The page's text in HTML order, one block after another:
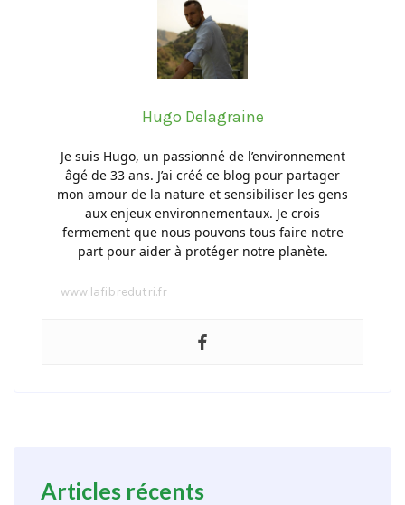
Hugo Delagraine
Je suis Hugo, un passionné de l’environnement
âgé de 33 ans. J’ai créé ce blog pour partager
mon amour de la nature et sensibiliser les gens
aux enjeux environnementaux. Je crois
fermement que nous pouvons tous faire notre
part pour aider à protéger notre planète.
www.lafibredutri.fr
Articles récents